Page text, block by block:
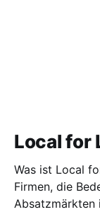
Local for
Was ist Local for Local? Das ist
Firmen, die